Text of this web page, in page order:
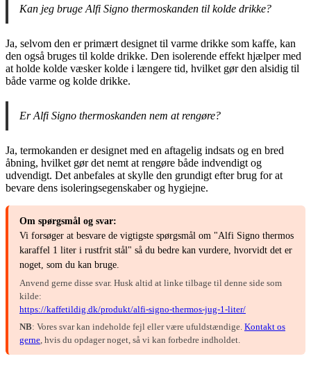
Kan jeg bruge Alfi Signo thermoskanden til kolde drikke?
Ja, selvom den er primært designet til varme drikke som kaffe, kan
den også bruges til kolde drikke. Den isolerende effekt hjælper med
at holde kolde væsker kolde i længere tid, hvilket gør den alsidig til
både varme og kolde drikke.
Er Alfi Signo thermoskanden nem at rengøre?
Ja, termokanden er designet med en aftagelig indsats og en bred
åbning, hvilket gør det nemt at rengøre både indvendigt og
udvendigt. Det anbefales at skylle den grundigt efter brug for at
bevare dens isoleringsegenskaber og hygiejne.
Om spørgsmål og svar:
Vi forsøger at besvare de vigtigste spørgsmål om "Alfi Signo thermos
karaffel 1 liter i rustfrit stål" så du bedre kan vurdere, hvorvidt det er
noget, som du kan bruge.
Anvend gerne disse svar. Husk altid at linke tilbage til denne side som
kilde:
https://kaffetildig.dk/produkt/alfi-signo-thermos-jug-1-liter/
NB: Vores svar kan indeholde fejl eller være ufuldstændige. Kontakt os
gerne , hvis du opdager noget, så vi kan forbedre indholdet.